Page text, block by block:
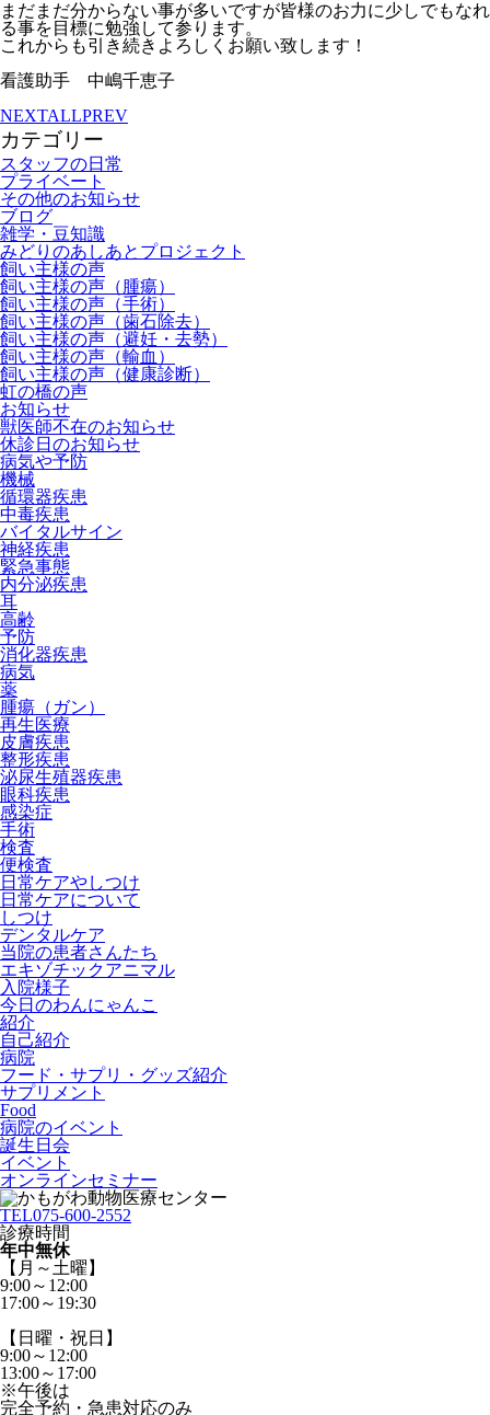
まだまだ分からない事が多いですが皆様のお力に少しでもなれ
る事を目標に勉強して参ります。
これからも引き続きよろしくお願い致します！
看護助手 中嶋千恵子
NEXTALLPREV
カテゴリー
スタッフの日常
プライベート
その他のお知らせ
ブログ
雑学・豆知識
みどりのあしあとプロジェクト
飼い主様の声
飼い主様の声（腫瘍）
飼い主様の声（手術）
飼い主様の声（歯石除去）
飼い主様の声（避妊・去勢）
飼い主様の声（輸血）
飼い主様の声（健康診断）
虹の橋の声
お知らせ
獣医師不在のお知らせ
休診日のお知らせ
病気や予防
機械
循環器疾患
中毒疾患
バイタルサイン
神経疾患
緊急事態
内分泌疾患
耳
高齢
予防
消化器疾患
病気
薬
腫瘍（ガン）
再生医療
皮膚疾患
整形疾患
泌尿生殖器疾患
眼科疾患
感染症
手術
検査
便検査
日常ケアやしつけ
日常ケアについて
しつけ
デンタルケア
当院の患者さんたち
エキゾチックアニマル
入院様子
今日のわんにゃんこ
紹介
自己紹介
病院
フード・サプリ・グッズ紹介
サプリメント
Food
病院のイベント
誕生日会
イベント
オンラインセミナー
TEL075-600-2552
診療時間
年中無休
【月～土曜】
9:00～12:00
17:00～19:30
【日曜・祝日】
9:00～12:00
13:00～17:00
※午後は
完全予約・急患対応のみ